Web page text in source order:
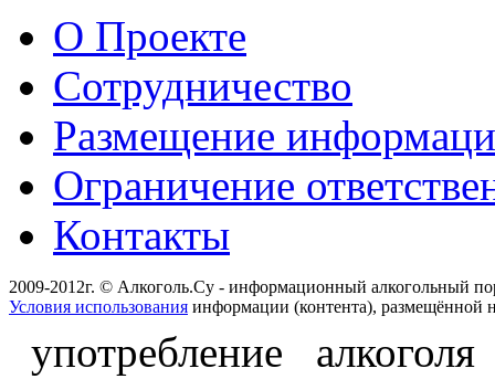
О Проекте
Сотрудничество
Размещение
Ограничение
Контакты
2009-2012г. © Алкоголь.Су - информационный алкогольный
Условия использования информации (контента), размещённой
употребление